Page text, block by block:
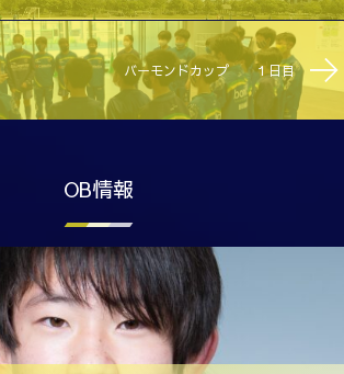
バーモンドカップ １日目
OB情報